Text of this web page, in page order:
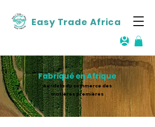
Easy Trade Africa
Fabriqué en Afrique
Au-delà du commerce des
matières premières